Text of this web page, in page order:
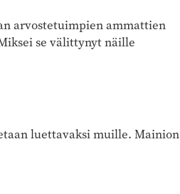
arvostetuimpien ammattien
se välittynyt näille
luettavaksi muille. Mainion